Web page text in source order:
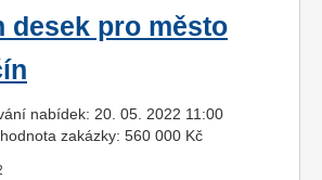
desek pro město
nabídek: 20. 05. 2022 11:00
zakázky: 560 000 Kč